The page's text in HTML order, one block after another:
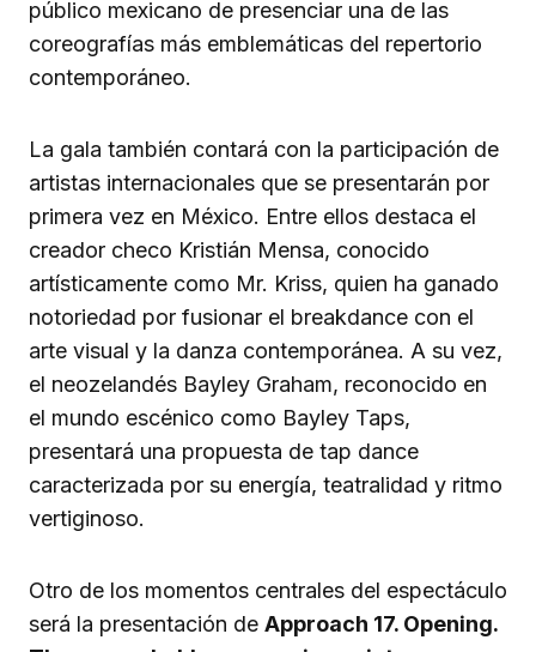
público mexicano de presenciar una de las
coreografías más emblemáticas del repertorio
contemporáneo.
La gala también contará con la participación de
artistas internacionales que se presentarán por
primera vez en México. Entre ellos destaca el
creador checo Kristián Mensa, conocido
artísticamente como Mr. Kriss, quien ha ganado
notoriedad por fusionar el breakdance con el
arte visual y la danza contemporánea. A su vez,
el neozelandés Bayley Graham, reconocido en
el mundo escénico como Bayley Taps,
presentará una propuesta de tap dance
caracterizada por su energía, teatralidad y ritmo
vertiginoso.
Otro de los momentos centrales del espectáculo
será la presentación de Approach 17. Opening.